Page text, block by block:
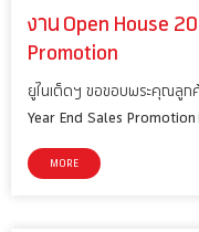
งาน Open House
Promotion
ยูไนเต็ดฯ ขอขอบพระคุณลูก
Year End Sales
MORE